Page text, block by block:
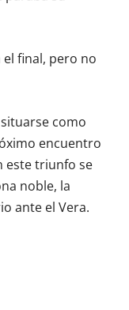
el final, pero no
como
encuentro
este triunfo se
noble, la
ante el Vera.